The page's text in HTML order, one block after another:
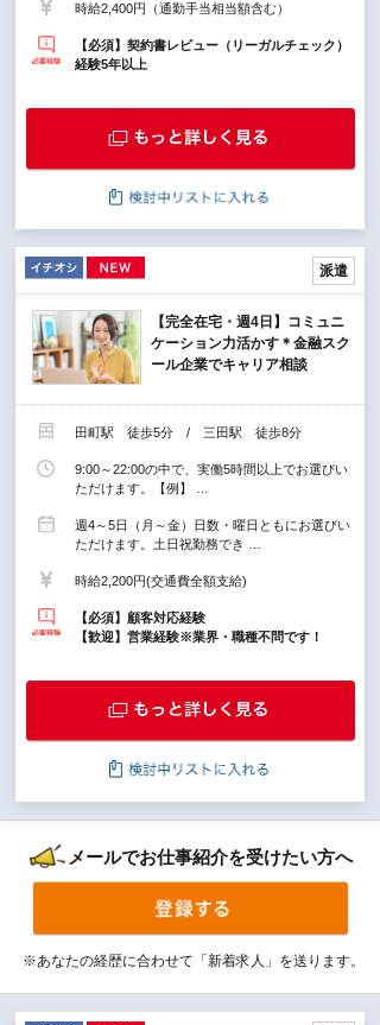
時給2,400円（通勤手当相当額含む）
【必須】契約書レビュー（リーガルチェック）
経験5年以上
派遣
【完全在宅・週4日】コミュニ
ケーション力活かす＊金融スク
ール企業でキャリア相談
田町駅 徒歩5分 / 三田駅 徒歩8分
9:00～22:00の中で、実働5時間以上でお選びい
ただけます。【例】 …
週4～5日（月～金）日数・曜日ともにお選びい
ただけます。土日祝勤務でき …
時給2,200円(交通費全額支給)
【必須】顧客対応経験
【歓迎】営業経験※業界・職種不問です！
メールでお仕事紹介を受けたい方へ
※あなたの経歴に合わせて「新着求人」を送ります。